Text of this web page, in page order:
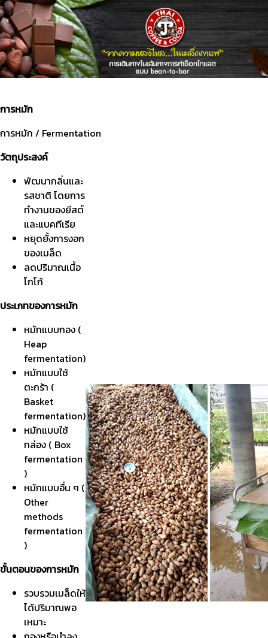
การหมัก
การหมัก / Fermentation
วัตถุประสงค์
พัฒนากลิ่นและ
รสชาติ โดยการ
ทำงานของยีสต์
และแบคทีเรีย
หยุดยั้งการงอก
ของเมล็ด
ลดปริมาณเนื้อ
โกโก้
ประเภทของการหมัก
หมักแบบกอง (
Heap
fermentation)
หมักแบบใช้
ตะกร้า (
Basket
fermentation)
หมักแบบใช้
กล่อง ( Box
fermentation
)
หมักแบบอื่น ๆ (
Other
methods
fermentation
)
ขั้นตอนของการหมัก
รวบรวมเมล็ดให้
ได้ปริมาณพอ
เหมาะ